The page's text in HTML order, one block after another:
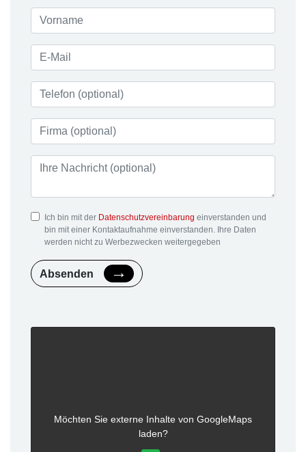
Ich bin mit der Datenschutzvereinbarung einverstanden und
bin mit einer Kontaktaufnahme einverstanden. Ihre Daten
werden nicht zu Werbezwecken weitergegeben
Absenden
Möchten Sie externe Inhalte von GoogleMaps
laden?